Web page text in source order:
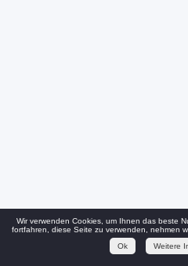
Wir verwenden Cookies, um Ihnen das beste
fortfahren, diese Seite zu verwenden, nehmen
Ok
Weitere